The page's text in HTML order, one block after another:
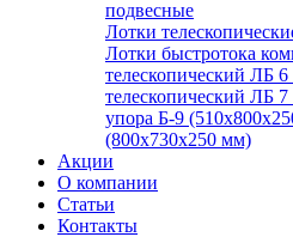
подвесные
Лотки
Лотки быстротока
телескопический ЛБ
телескопический ЛБ
упора Б-9
(800х730х250 мм)
Акции
О компании
Статьи
Контакты